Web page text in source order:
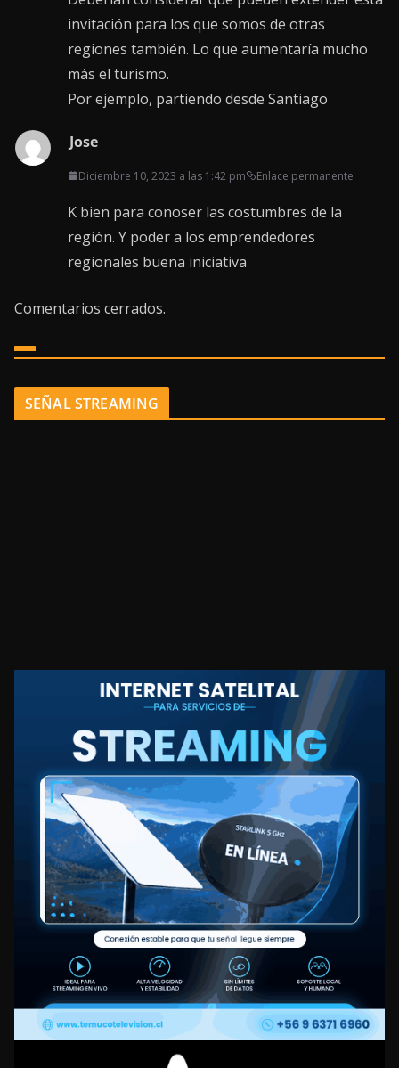
invitación para los que somos de otras
regiones también. Lo que aumentaría mucho
más el turismo.
Por ejemplo, partiendo desde Santiago
Jose
Diciembre 10, 2023 a las 1:42 pm Enlace permanente
K bien para conoser las costumbres de la
región. Y poder a los emprendedores
regionales buena iniciativa
Comentarios cerrados.
SEÑAL STREAMING